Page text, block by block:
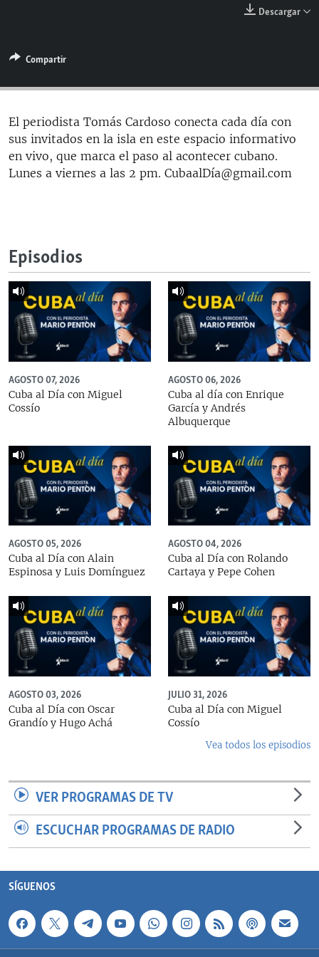
ESPECIALES
LA REALIDAD DE LA VIVIENDA EN CUBA
SER VIEJO EN CUBA
KENTU-CUBANO
LOS SANTOS DE HIALEAH
MULTIMEDIA
EDITORIALES
SÍGUENOS
Descargar
Compartir
El periodista Tomás Cardoso conecta cada día con
sus invitados en la isla en este espacio informativo
en vivo, que marca el paso al acontecer cubano.
Lunes a viernes a las 2 pm. CubaalDía@gmail.com
Episodios
AGOSTO 07, 2026
Cuba al Día con Miguel
Cossío
AGOSTO 06, 2026
Cuba al día con Enrique
García y Andrés
Albuquerque
AGOSTO 05, 2026
Cuba al Día con Alain
Espinosa y Luis Domínguez
AGOSTO 04, 2026
Cuba al Día con Rolando
Cartaya y Pepe Cohen
AGOSTO 03, 2026
Cuba al Día con Oscar
Grandío y Hugo Achá
JULIO 31, 2026
Cuba al Día con Miguel
Cossío
Vea todos los episodios
VER PROGRAMAS DE TV
ESCUCHAR PROGRAMAS DE RADIO
SÍGUENOS